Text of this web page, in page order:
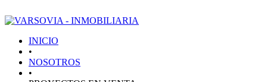
INICIO
•
NOSOTROS
•